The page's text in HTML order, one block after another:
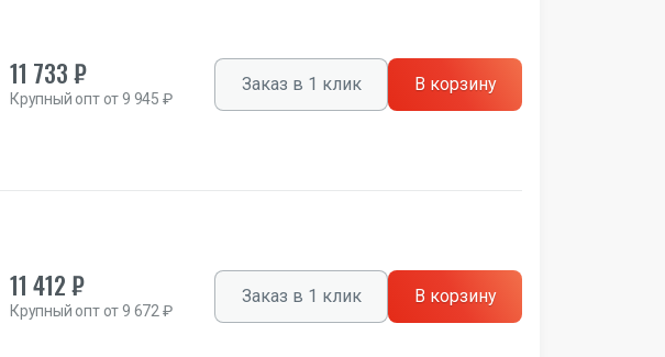
11 733 ₽
Крупный опт от 9 945 ₽
Заказ в 1 клик В корзину
11 412 ₽
Крупный опт от 9 672 ₽
Заказ в 1 клик В корзину